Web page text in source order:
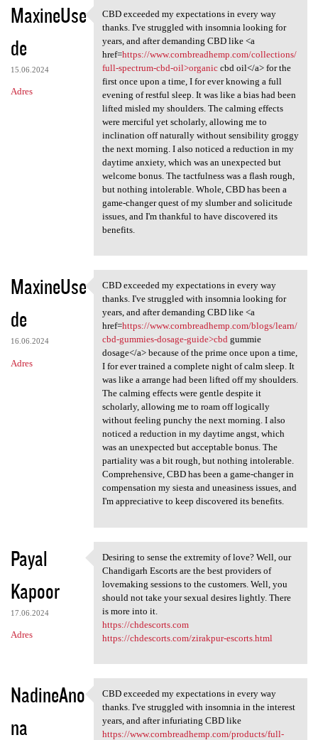
MaxineUse
de
15.06.2024
Adres
CBD exceeded my expectations
CBD exceeded my expectations in every way
thanks. I've struggled with insomnia looking for
years, and after demanding CBD like <a
href=https://www.cornbreadhemp.com/collections/
full-spectrum-cbd-oil>organiccbd oil</a> for the
first once upon a time, I for ever knowing a full
evening of restful sleep. It was like a bias had been
lifted misled my shoulders. The calming effects
were merciful yet scholarly, allowing me to
inclination off naturally without sensibility groggy
the next morning. I also noticed a reduction in my
daytime anxiety, which was an unexpected but
welcome bonus. The tactfulness was a flash rough,
but nothing intolerable. Whole, CBD has been a
game-changer quest of my slumber and solicitude
issues, and I'm thankful to have discovered its
benefits.
MaxineUse
de
16.06.2024
Adres
CBD exceeded my expectations
CBD exceeded my expectations in every way
thanks. I've struggled with insomnia looking for
years, and after demanding CBD like <a
href=https://www.cornbreadhemp.com/blogs/learn/
cbd-gummies-dosage-guide>cbdgummie
dosage</a> because of the prime once upon a time,
I for ever trained a complete night of calm sleep. It
was like a arrange had been lifted off my shoulders.
The calming effects were gentle despite it
scholarly, allowing me to roam off logically
without feeling punchy the next morning. I also
noticed a reduction in my daytime angst, which
was an unexpected but acceptable bonus. The
partiality was a bit rough, but nothing intolerable.
Comprehensive, CBD has been a game-changer in
compensation my siesta and uneasiness issues, and
I'm appreciative to keep discovered its benefits.
Payal
Kapoor
17.06.2024
Adres
Desiring to sense the
Desiring to sense the extremity of love? Well, our
Chandigarh Escorts are the best providers of
lovemaking sessions to the customers. Well, you
should not take your sexual desires lightly. There
is more into it.
https://chdescorts.com
https://chdescorts.com/zirakpur-escorts.html
NadineAno
na
CBD exceeded my expectations
CBD exceeded my expectations in every way
thanks. I've struggled with insomnia in the interest
years, and after infuriating CBD like
https://www.cornbreadhemp.com/products/full-